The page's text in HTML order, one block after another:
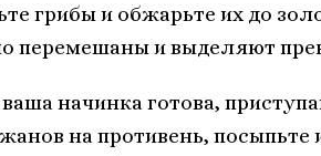
грибы и обжарьте их до
перемешаны и выделяют
начинка готова,
на противень,